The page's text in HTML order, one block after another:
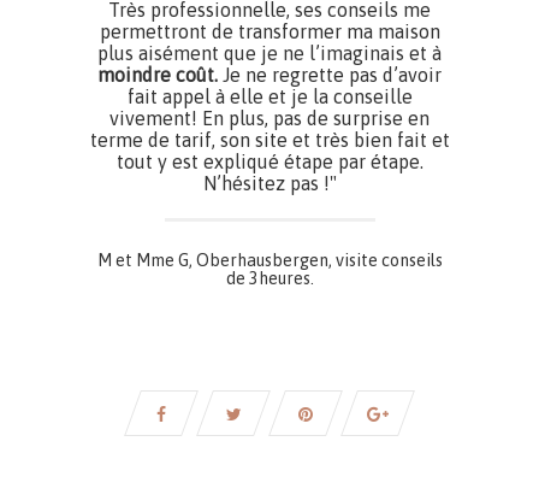
Très professionnelle, ses conseils me
permettront de transformer ma maison
plus aisément que je ne l’imaginais et à
moindre coût. Je ne regrette pas d’avoir
fait appel à elle et je la conseille
vivement! En plus, pas de surprise en
terme de tarif, son site et très bien fait et
tout y est expliqué étape par étape.
N’hésitez pas !"
M et Mme G, Oberhausbergen, visite conseils
de 3heures.